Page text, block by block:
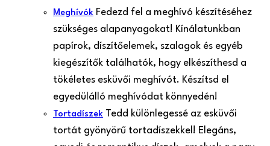
Meghívók Fedezd fel a meghívó készítéséhez
szükséges alapanyagokat! Kínálatunkban
papírok, díszítőelemek, szalagok és egyéb
kiegészítők találhatók, hogy elkészíthesd a
tökéletes esküvői meghívót. Készítsd el
egyedülálló meghívódat könnyedén!
Tortadíszek Tedd különlegessé az esküvői
tortát gyönyörű tortadíszekkel! Elegáns,